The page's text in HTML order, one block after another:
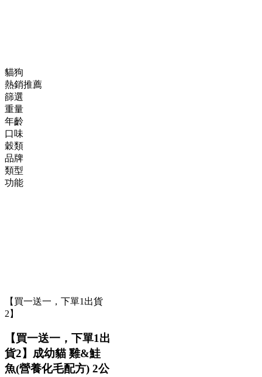
貓狗
熱銷推薦
篩選
重量
年齡
口味
穀類
品牌
類型
功能
【買一送一，下單1出貨
2】
【買一送一，下單1出
貨2】成幼貓 雞&鮭
魚(營養化毛配方) 2公